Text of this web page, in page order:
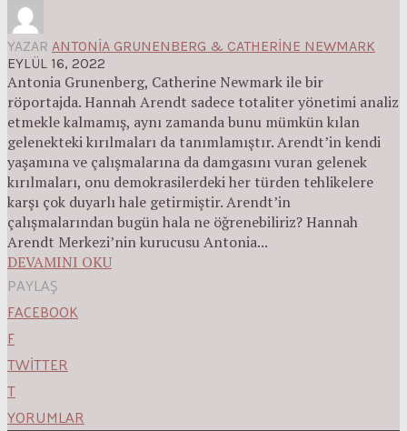
YAZAR ANTONIA GRUNENBERG & CATHERINE NEWMARK
EYLÜL 16, 2022
Antonia Grunenberg, Catherine Newmark ile bir
röportajda. Hannah Arendt sadece totaliter yönetimi analiz
etmekle kalmamış, aynı zamanda bunu mümkün kılan
gelenekteki kırılmaları da tanımlamıştır. Arendt’in kendi
yaşamına ve çalışmalarına da damgasını vuran gelenek
kırılmaları, onu demokrasilerdeki her türden tehlikelere
karşı çok duyarlı hale getirmiştir. Arendt’in
çalışmalarından bugün hala ne öğrenebiliriz? Hannah
Arendt Merkezi’nin kurucusu Antonia...
DEVAMINI OKU
PAYLAŞ
FACEBOOK
F
TWITTER
T
YORUMLAR